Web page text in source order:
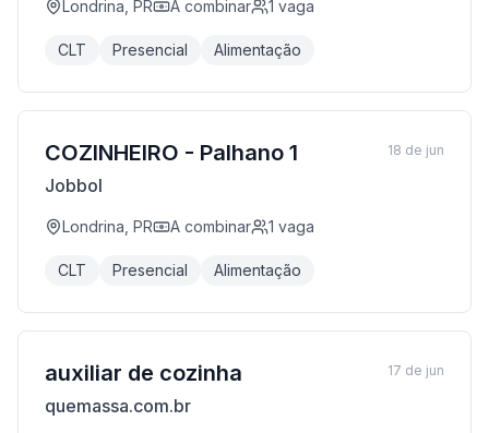
Londrina, PR A combinar 1 vaga
CLT Presencial Alimentação
COZINHEIRO - Palhano 1
Jobbol
Londrina, PR A combinar 1 vaga
CLT Presencial Alimentação
18 de jun
auxiliar de cozinha
quemassa.com.br
17 de jun